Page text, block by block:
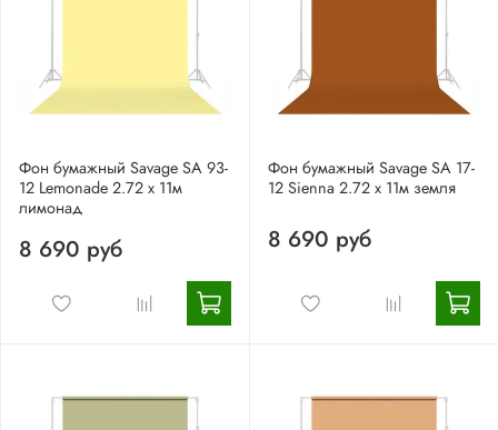
Фон бумажный Savage SA 93-
12 Lemonade 2.72 x 11м
лимонад
8 690 руб
Фон бумажный Savage SA 17-
12 Sienna 2.72 x 11м земля
8 690 руб